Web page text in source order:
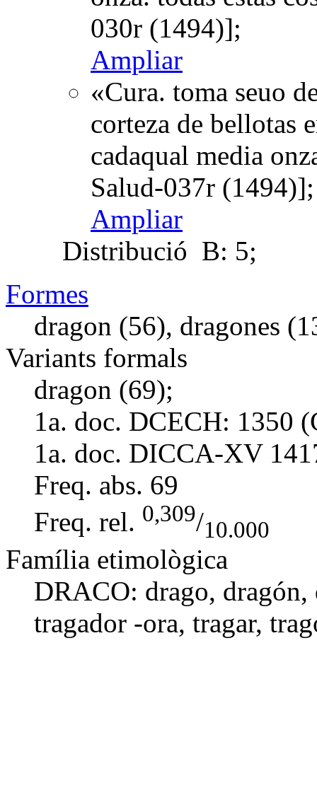
030r (1494)];
Ampliar
«Cura. toma seuo
corteza de bellotas
cadaqual media
Salud-037r (1494)];
Ampliar
Distribució B: 5;
Formes
dragon (56), dragones
Variants formals
dragon (69);
1a. doc. DCECH: 1350
1a. doc. DICCA-XV
Freq. abs. 69
Freq. rel. 0,309/10.000
Família etimològica
DRACO: drago, dragón,
tragador -ora, tragar,